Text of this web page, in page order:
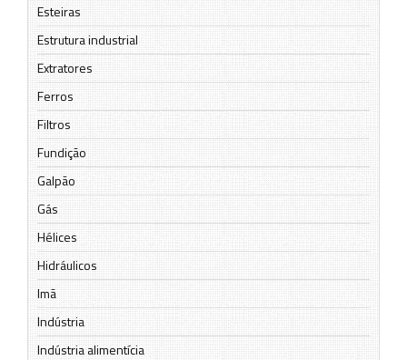
Esteiras
Estrutura industrial
Extratores
Ferros
Filtros
Fundição
Galpão
Gás
Hélices
Hidráulicos
Imã
Indústria
Indústria alimentícia